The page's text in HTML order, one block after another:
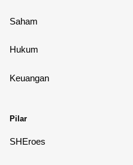
Saham
Hukum
Keuangan
Pilar
SHEroes